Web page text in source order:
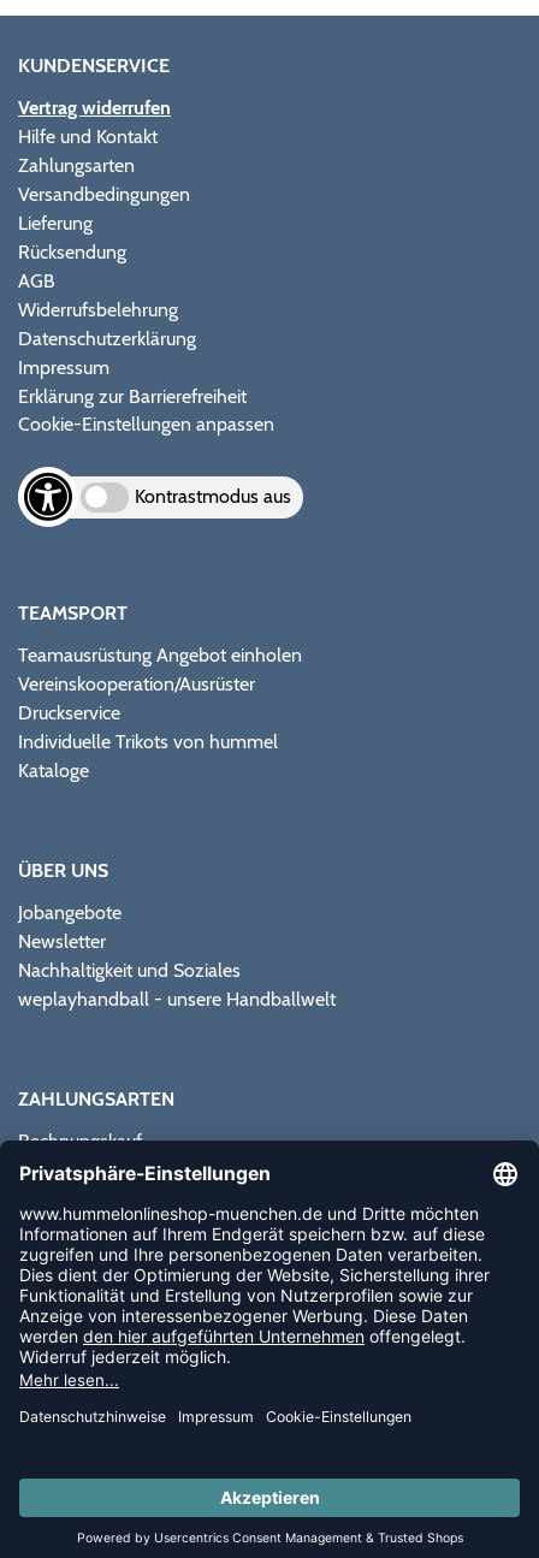
LAST PIECES: Bekleidung - Spare bis zu 65%
KUNDENSERVICE
Vertrag widerrufen
Hilfe und Kontakt
Zahlungsarten
Versandbedingungen
Lieferung
Rücksendung
AGB
Widerrufsbelehrung
Datenschutzerklärung
Impressum
Erklärung zur Barrierefreiheit
Cookie-Einstellungen anpassen
Kontrastmodus aus
TEAMSPORT
Teamausrüstung Angebot einholen
Vereinskooperation/Ausrüster
Druckservice
Individuelle Trikots von hummel
Kataloge
ÜBER UNS
Jobangebote
Newsletter
Nachhaltigkeit und Soziales
weplayhandball - unsere Handballwelt
ZAHLUNGSARTEN
Rechnungskauf
Paypal
Vorkasse
Sofortüberweisung
NEWSLETTER